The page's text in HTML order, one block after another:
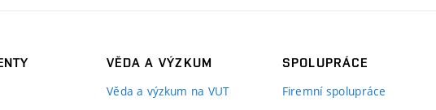
VĚDA A VÝZKUM
Věda a výzkum na VUT
SPOLUPRÁCE
Firemní spolupráce